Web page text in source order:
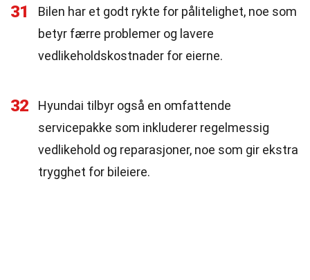
31
Bilen har et godt rykte for pålitelighet, noe som
betyr færre problemer og lavere
vedlikeholdskostnader for eierne.
32
Hyundai tilbyr også en omfattende
servicepakke som inkluderer regelmessig
vedlikehold og reparasjoner, noe som gir ekstra
trygghet for bileiere.